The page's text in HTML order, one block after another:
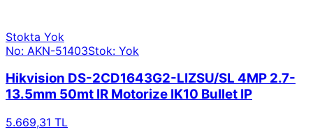
Stokta Yok
No: AKN-51403Stok: Yok
Hikvision DS-2CD1643G2-LIZSU/SL 4MP 2.7-
13.5mm 50mt IR Motorize IK10 Bullet IP
5.669,31 TL